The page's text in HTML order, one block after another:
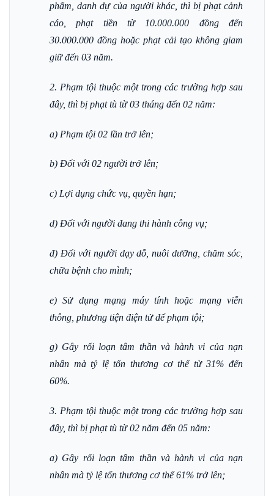
phẩm, danh dự của người khác, thì bị phạt cảnh
cáo, phạt tiền từ 10.000.000 đồng đến
30.000.000 đồng hoặc phạt cải tạo không giam
giữ đến 03 năm.
2. Phạm tội thuộc một trong các trường hợp sau
đây, thì bị phạt tù từ 03 tháng đến 02 năm:
a) Phạm tội 02 lần trở lên;
b) Đối với 02 người trở lên;
c) Lợi dụng chức vụ, quyền hạn;
d) Đối với người đang thi hành công vụ;
đ) Đối với người dạy dỗ, nuôi dưỡng, chăm sóc,
chữa bệnh cho mình;
e) Sử dụng mạng máy tính hoặc mạng viễn
thông, phương tiện điện tử để phạm tội;
g) Gây rối loạn tâm thần và hành vi của nạn
nhân mà tỷ lệ tổn thương cơ thể từ 31% đến
60%.
3. Phạm tội thuộc một trong các trường hợp sau
đây, thì bị phạt tù từ 02 năm đến 05 năm:
a) Gây rối loạn tâm thần và hành vi của nạn
nhân mà tỷ lệ tổn thương cơ thể 61% trở lên;